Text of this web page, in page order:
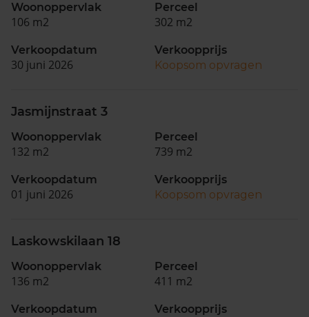
Woonoppervlak
106 m2
Perceel
302 m2
Verkoopdatum
30 juni 2026
Verkoopprijs
Koopsom opvragen
Jasmijnstraat 3
Woonoppervlak
132 m2
Perceel
739 m2
Verkoopdatum
01 juni 2026
Verkoopprijs
Koopsom opvragen
Laskowskilaan 18
Woonoppervlak
136 m2
Perceel
411 m2
Verkoopdatum
Verkoopprijs